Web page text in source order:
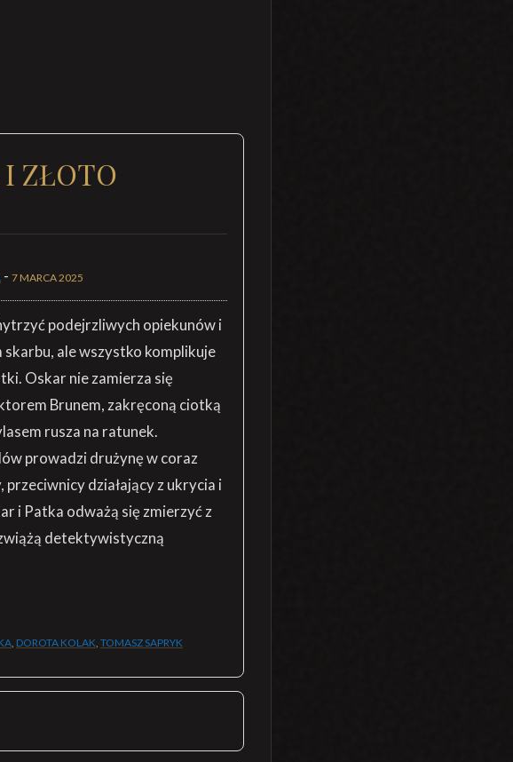
I ZŁOTO
- 7 MARCA 2025
podejrzliwych opiekunów i
ale wszystko komplikuje
Oskar nie zamierza się
Brunem, zakręconą ciotką
rusza na ratunek.
prowadzi drużynę w coraz
działający z ukrycia i
i Patka odważą się zmierzyć z
detektywistyczną
, DOROTA KOLAK, TOMASZ SAPRYK